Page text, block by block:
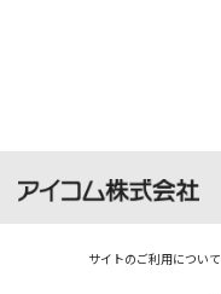
サイトのご利用について